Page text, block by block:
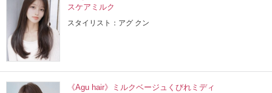
スケアミルク
スタイリスト：アグ クン
《Agu hair》ミルクベージュくびれミディ